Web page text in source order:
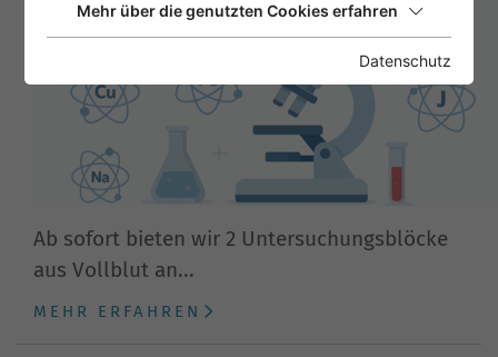
Ab sofort bieten wir 2 Untersuchungsblöcke
aus Vollblut an...
MEHR ERFAHREN
Mehr über die genutzten Cookies erfahren
Datenschutz